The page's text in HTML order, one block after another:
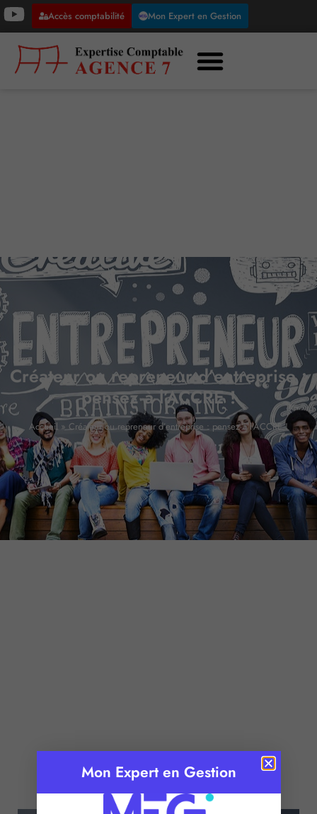
Accès comptabilité Mon Expert en Gestion
Créateur ou repreneur d’entreprise :
pensez à l’ACCRE !
Accueil »Créateur ou repreneur d’entreprise : pensez à l’ACCRE !
Publié le : 3 janvier 2017
Temps de lecture : 2 minutes
Mon Expert en Gestion